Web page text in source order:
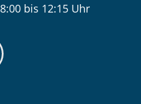
bis 12:15 Uhr